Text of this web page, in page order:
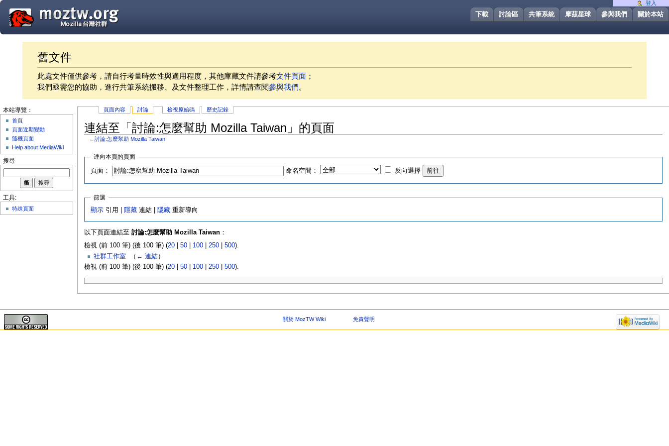
關於本站
參與我們
摩茲星球
共筆系統
討論區
下載
舊文件
此處文件僅供參考，請自行考量時效性與適用程度，其他庫藏文件請參考文件頁面 ；
我們亟需您的協助，進行共筆系統搬移、及文件整理工作，詳情請查閱參與我們。
頁面內容 討論 檢視原始碼 歷史記錄
連結至「討論:怎麼幫助 Mozilla Taiwan」的頁面
←討論:怎麼幫助 Mozilla Taiwan
連向本頁的頁面
頁面： 命名空間： 反向選擇
篩選
顯示 引用 | 隱藏 連結 | 隱藏 重新導向
以下頁面連結至 討論:怎麼幫助 Mozilla Taiwan：
檢視 (前 100 筆) (後 100 筆) (20| 50| 100| 250| 500).
社群工作室‎ （ ← 連結）
檢視 (前 100 筆) (後 100 筆) (20| 50| 100| 250| 500).
登入
本站導覽：
首頁
頁面近期變動
隨機頁面
Help about MediaWiki
搜尋
工具:
特殊頁面
關於 MozTW Wiki 免責聲明